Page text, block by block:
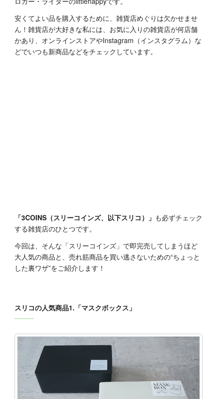
安くてよい品を購入するために、雑貨店めぐりは欠かせませ
ん！雑貨店が大好きな私には、お気に入りの雑貨店が何店舗
かあり、オンラインストアやInstagram（インスタグラム）な
どでいつも新商品などをチェックしています。
「3COINS（スリーコインズ、以下スリコ）」 も必ずチェック
する雑貨店のひとつです。
今回は、そんな「スリーコインズ」で即完売してしまうほど
大人気の商品と、売れ筋商品を買い逃さないための“ちょっと
した裏ワザ”をご紹介します！
スリコの人気商品1.「マスクボックス」